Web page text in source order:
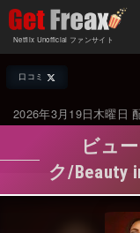
Netflix Unofficial ファンサイト
口コミ
2026年3月19日木曜日
ビュ
ク/Beauty